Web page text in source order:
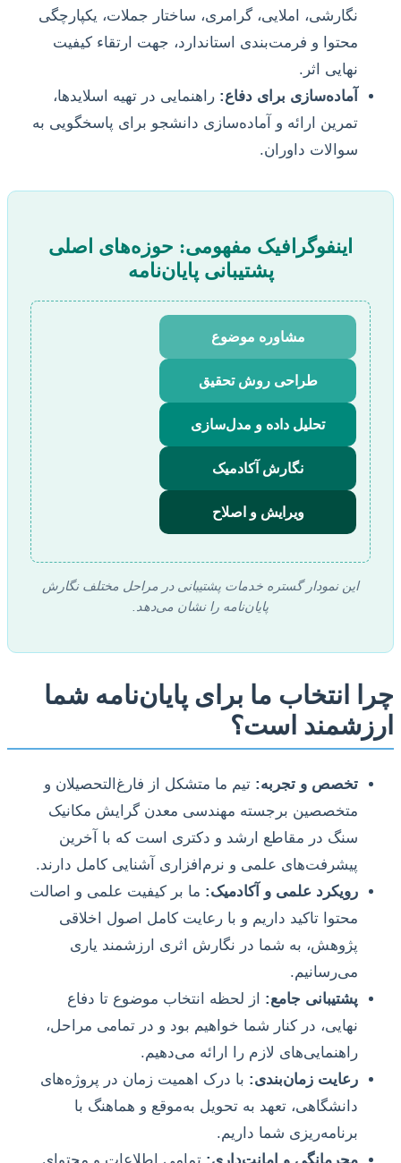
نگارشی، املایی، گرامری، ساختار جملات، یکپارچگی
محتوا و فرمت‌بندی استاندارد، جهت ارتقاء کیفیت
نهایی اثر.
آماده‌سازی برای دفاع: راهنمایی در تهیه اسلایدها،
تمرین ارائه و آماده‌سازی دانشجو برای پاسخگویی به
سوالات داوران.
اینفوگرافیک مفهومی: حوزه‌های اصلی
پشتیبانی پایان‌نامه
مشاوره موضوع
طراحی روش تحقیق
تحلیل داده و مدل‌سازی
نگارش آکادمیک
ویرایش و اصلاح
این نمودار گستره خدمات پشتیبانی در مراحل مختلف نگارش
پایان‌نامه را نشان می‌دهد.
چرا انتخاب ما برای پایان‌نامه شما
ارزشمند است؟
تخصص و تجربه: تیم ما متشکل از فارغ‌التحصیلان و
متخصصین برجسته مهندسی معدن گرایش مکانیک
سنگ در مقاطع ارشد و دکتری است که با آخرین
پیشرفت‌های علمی و نرم‌افزاری آشنایی کامل دارند.
رویکرد علمی و آکادمیک: ما بر کیفیت علمی و اصالت
محتوا تاکید داریم و با رعایت کامل اصول اخلاقی
پژوهش، به شما در نگارش اثری ارزشمند یاری
می‌رسانیم.
پشتیبانی جامع: از لحظه انتخاب موضوع تا دفاع
نهایی، در کنار شما خواهیم بود و در تمامی مراحل،
راهنمایی‌های لازم را ارائه می‌دهیم.
رعایت زمان‌بندی: با درک اهمیت زمان در پروژه‌های
دانشگاهی، تعهد به تحویل به‌موقع و هماهنگ با
برنامه‌ریزی شما داریم.